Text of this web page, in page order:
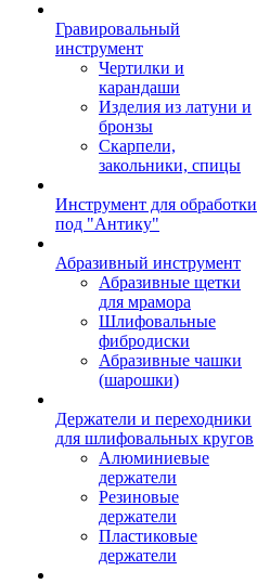
Гравировальный
инструмент
Чертилки и
карандаши
Изделия из латуни и
бронзы
Скарпели,
закольники, спицы
Инструмент для обработки
под "Антику"
Абразивный инструмент
Абразивные щетки
для мрамора
Шлифовальные
фибродиски
Абразивные чашки
(шарошки)
Держатели и переходники
для шлифовальных кругов
Алюминиевые
держатели
Резиновые
держатели
Пластиковые
держатели